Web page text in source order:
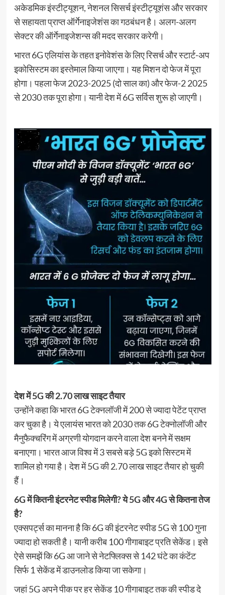
अकेडमिक इंस्टीट्यूशन, नेशनल सिसर्च इंस्टीट्यूशंस और सरकार
से सहायता प्राप्त ऑर्गेनाइजेशंस का गठबंधन है। अलग-अलग
सेक्टर की ऑर्गेनाइजेशन्स की मदद सरकार करेगी।
भारत 6G एलियांस के तहत इनोवेशंस के लिए रिसर्च और स्टार्ट-अप
इकोसिस्टम का इस्तेमाल किया जाएगा। यह मिशन दो फेज में पूरा
होगा। पहला फेज 2023-2025 (दो साल का) और फेज-2 2025
से 2030 तक पूरा होगा। यानी देश में 6G सर्विस शुरू हो जाएगी।
देश में 5G की 2.70 लाख साइट तैयार
उन्होंने कहा कि भारत 6G टेक्नलॉजी में 200 से ज्यादा पेटेंट प्राप्त
कर चुका है। ये एलायंस भारत को 2030 तक 6G टेक्नोलॉजी और
मैनुफैक्चरिंग में अग्रणी योगदान करने वाला देश बनने में सक्षम
बनाएगा। भारत आज विश्व में 3 सबसे बड़े 5G इको सिस्टम में
शामिल हो गया है। देश में 5G की 2.70 लाख साइट तैयार हो चुकी
हैं।
6G में कितनी इंटरनेट स्पीड मिलेगी? ये 5G और 4G से कितना तेज
है?
एक्सपर्ट्स का मानना है कि 6G की इंटरनेट स्पीड 5G से 100 गुना
ज्यादा हो सकती है। यानी करीब 100 गीगाबाइट प्रति सेकेंड। इसे
ऐसे समझें कि 6G आ जाने से नेटफ्लिक्स से 142 घंटे का कंटेंट
सिर्फ 1 सेकेंड में डाउनलोड किया जा सकेगा।
जहां 5G अपने पीक पर हर सेकेंड 10 गीगाबाइट तक की स्पीड दे